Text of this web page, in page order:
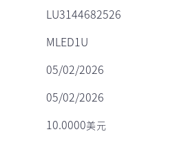
LU3144682526
MLED1U
05/02/2026
05/02/2026
10.0000美元